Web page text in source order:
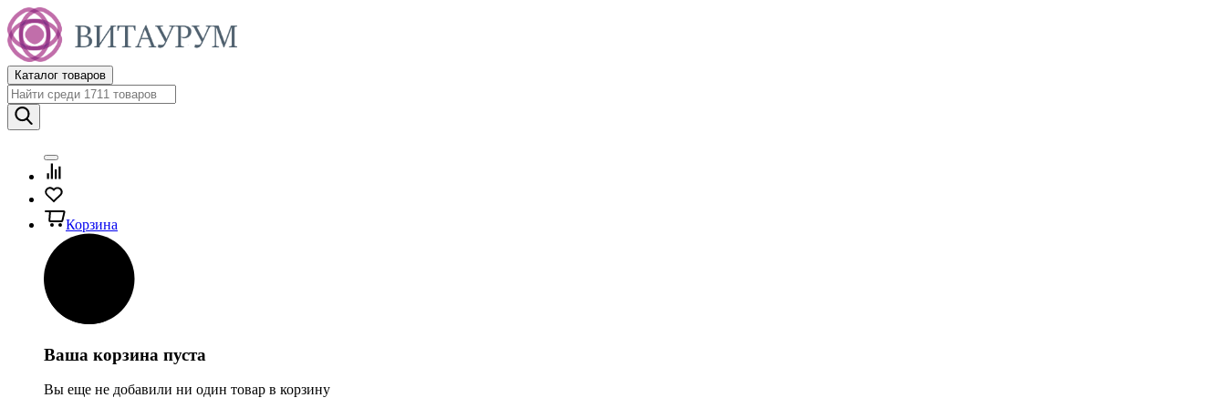
Каталог товаров
Корзина
Ваша корзина пуста
Вы еще не добавили ни один товар в корзину